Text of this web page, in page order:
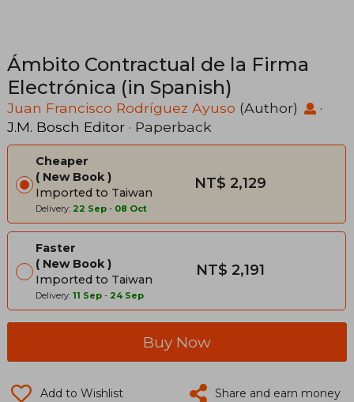
Ámbito Contractual de la Firma
Electrónica (in Spanish)
Juan Francisco Rodríguez Ayuso (Author)
·
J.M. Bosch Editor · Paperback
Cheaper
New Book
Imported to Taiwan
Delivery: 22 Sep - 08 Oct
NT$ 2,129
Faster
New Book
Imported to Taiwan
Delivery: 11 Sep - 24 Sep
NT$ 2,191
Buy Now
Add to Wishlist Share and earn money